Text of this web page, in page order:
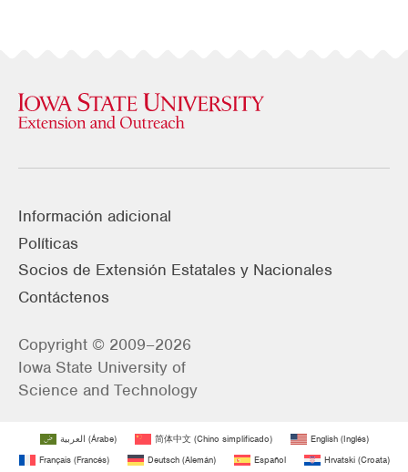
Información adicional
Políticas
Socios de Extensión Estatales y Nacionales
Contáctenos
Copyright © 2009–2026
Iowa State University of
Science and Technology
العربية (Árabe) 简体中文(Chino simplificado) English(Inglés)
Français(Francés) Deutsch(Alemán) Español Hrvatski(Croata)